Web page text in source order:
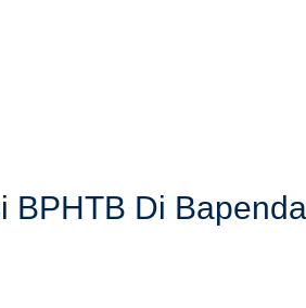
BPHTB Di Bapenda